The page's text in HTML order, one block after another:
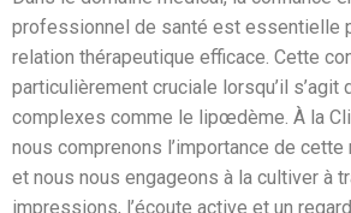
professionnel de santé est essentielle
relation thérapeutique efficace. Cette
particulièrement cruciale lorsqu’il s’agit
complexes comme le lipœdème. À la
nous comprenons l’importance de
et nous nous engageons à la cultiver à
impressions, l’écoute active et un